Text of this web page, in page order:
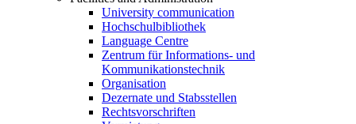
University communication
Hochschulbibliothek
Language Centre
Zentrum für Informations- und
Kommunikationstechnik
Organisation
Dezernate und Stabsstellen
Rechtsvorschriften